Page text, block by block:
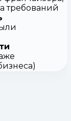
требований